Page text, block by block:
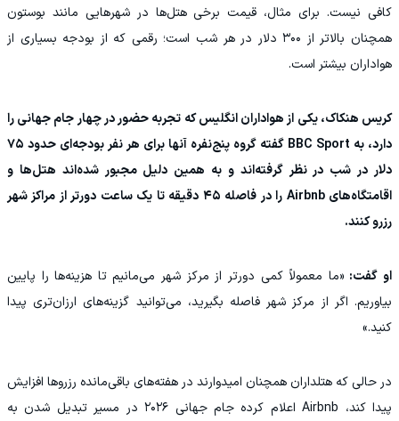
کافی نیست. برای مثال، قیمت برخی هتل‌ها در شهرهایی مانند بوستون
همچنان بالاتر از ۳۰۰ دلار در هر شب است؛ رقمی که از بودجه بسیاری از
هواداران بیشتر است.
کریس هنکاک، یکی از هواداران انگلیس که تجربه حضور در چهار جام جهانی را
دارد، به BBC Sport گفته گروه پنج‌نفره آنها برای هر نفر بودجه‌ای حدود ۷۵
دلار در شب در نظر گرفته‌اند و به همین دلیل مجبور شده‌اند هتل‌ها و
اقامتگاه‌های Airbnb را در فاصله ۴۵ دقیقه تا یک ساعت دورتر از مراکز شهر
رزرو کنند.
او گفت: «ما معمولاً کمی دورتر از مرکز شهر می‌مانیم تا هزینه‌ها را پایین
بیاوریم. اگر از مرکز شهر فاصله بگیرید، می‌توانید گزینه‌های ارزان‌تری پیدا
کنید.»
در حالی که هتلداران همچنان امیدوارند در هفته‌های باقی‌مانده رزروها افزایش
پیدا کند، Airbnb اعلام کرده جام جهانی ۲۰۲۶ در مسیر تبدیل شدن به